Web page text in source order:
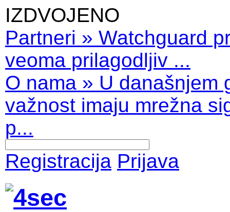
IZDVOJENO
Partneri » Watchguard
veoma prilagodljiv ...
O nama » U današnjem
važnost imaju mrežna
p...
Registracija Prijava